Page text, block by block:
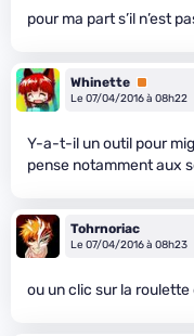
pour ma part s’il n’est
Whinette Premium
Le 07/04/2016 à 08h22
Y-a-t-il un outil pour
pense notamment aux
Tohrnoriac
Le 07/04/2016 à 08h23
ou un clic sur la roulette